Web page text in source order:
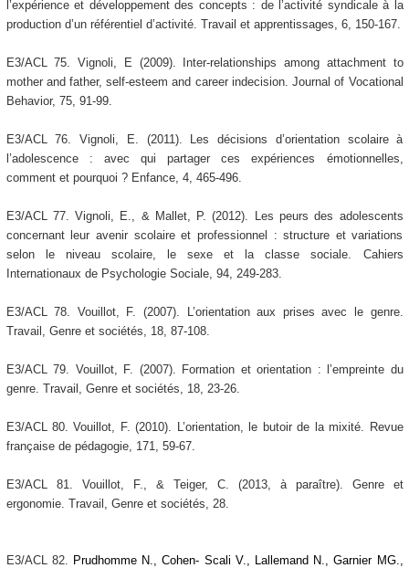
l’expérience et développement des concepts : de l’activité syndicale à la
production d’un référentiel d’activité. Travail et apprentissages, 6, 150-167.
E3/ACL 75. Vignoli, E (2009). Inter-relationships among attachment to
mother and father, self-esteem and career indecision. Journal of Vocational
Behavior, 75, 91-99.
E3/ACL 76. Vignoli, E. (2011). Les décisions d’orientation scolaire à
l’adolescence : avec qui partager ces expériences émotionnelles,
comment et pourquoi ? Enfance, 4, 465-496.
E3/ACL 77. Vignoli, E., & Mallet, P. (2012). Les peurs des adolescents
concernant leur avenir scolaire et professionnel : structure et variations
selon le niveau scolaire, le sexe et la classe sociale. Cahiers
Internationaux de Psychologie Sociale, 94, 249-283.
E3/ACL 78. Vouillot, F. (2007). L’orientation aux prises avec le genre.
Travail, Genre et sociétés, 18, 87-108.
E3/ACL 79. Vouillot, F. (2007). Formation et orientation : l’empreinte du
genre. Travail, Genre et sociétés, 18, 23-26.
E3/ACL 80. Vouillot, F. (2010). L’orientation, le butoir de la mixité. Revue
française de pédagogie, 171, 59-67.
E3/ACL 81. Vouillot, F., & Teiger, C. (2013, à paraître). Genre et
ergonomie. Travail, Genre et sociétés, 28.
E3/ACL 82.
Prudhomme N., Cohen- Scali V., Lallemand N., Garnier MG.,